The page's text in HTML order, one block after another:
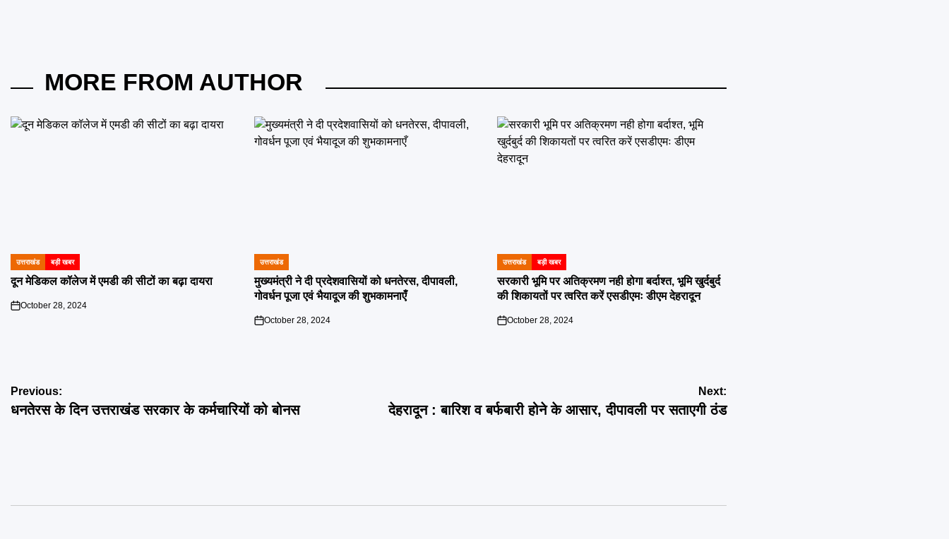
MORE FROM AUTHOR
POSTED
IN
उत्तराखंड बड़ी खबर
दून मेडिकल कॉलेज में एमडी की सीटों का बढ़ा दायरा
on
October 28, 2024
POSTED
IN
उत्तराखंड
मुख्यमंत्री ने दी प्रदेशवासियों को धनतेरस, दीपावली,
गोवर्धन पूजा एवं भैयादूज की शुभकामनाएँ
on
October 28, 2024
POSTED
IN
उत्तराखंड बड़ी खबर
सरकारी भूमि पर अतिक्रमण नही होगा बर्दाश्त, भूमि खुर्दबुर्द
की शिकायतों पर त्वरित करें एसडीएमः डीएम देहरादून
on
October 28, 2024
Post
navigation
Previous:
धनतेरस के दिन उत्तराखंड सरकार के कर्मचारियों को बोनस
Next:
देहरादून : बारिश व बर्फबारी होने के आसार, दीपावली पर सताएगी ठंड